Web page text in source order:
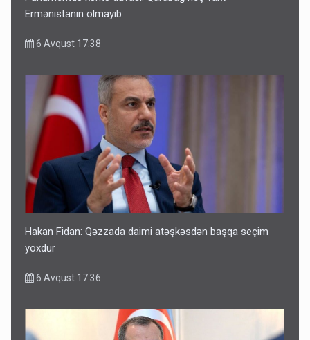
Ermənistanın olmayıb
6 Avqust 17:38
Hakan Fidan: Qəzzada daimi atəşkəsdən başqa seçim
yoxdur
6 Avqust 17:36